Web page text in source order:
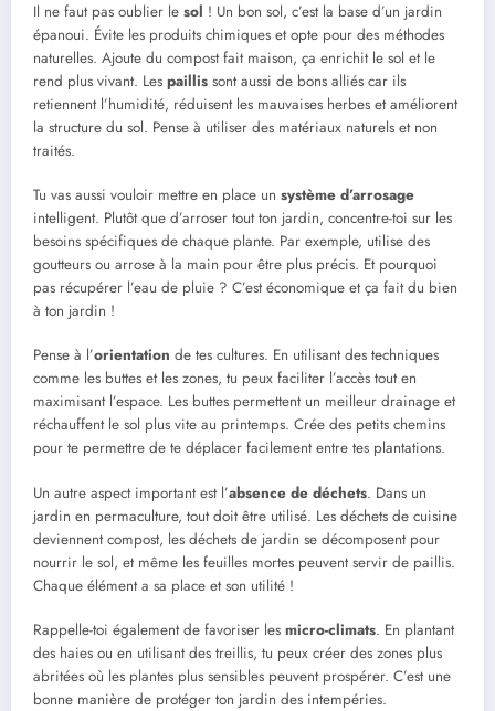
Il ne faut pas oublier le sol ! Un bon sol, c’est la base d’un jardin
épanoui. Évite les produits chimiques et opte pour des méthodes
naturelles. Ajoute du compost fait maison, ça enrichit le sol et le
rend plus vivant. Les paillis sont aussi de bons alliés car ils
retiennent l’humidité, réduisent les mauvaises herbes et améliorent
la structure du sol. Pense à utiliser des matériaux naturels et non
traités.
Tu vas aussi vouloir mettre en place un système d’arrosage
intelligent. Plutôt que d’arroser tout ton jardin, concentre-toi sur les
besoins spécifiques de chaque plante. Par exemple, utilise des
goutteurs ou arrose à la main pour être plus précis. Et pourquoi
pas récupérer l’eau de pluie ? C’est économique et ça fait du bien
à ton jardin !
Pense à l’orientation de tes cultures. En utilisant des techniques
comme les buttes et les zones, tu peux faciliter l’accès tout en
maximisant l’espace. Les buttes permettent un meilleur drainage et
réchauffent le sol plus vite au printemps. Crée des petits chemins
pour te permettre de te déplacer facilement entre tes plantations.
Un autre aspect important est l’absence de déchets. Dans un
jardin en permaculture, tout doit être utilisé. Les déchets de cuisine
deviennent compost, les déchets de jardin se décomposent pour
nourrir le sol, et même les feuilles mortes peuvent servir de paillis.
Chaque élément a sa place et son utilité !
Rappelle-toi également de favoriser les micro-climats. En plantant
des haies ou en utilisant des treillis, tu peux créer des zones plus
abritées où les plantes plus sensibles peuvent prospérer. C’est une
bonne manière de protéger ton jardin des intempéries.